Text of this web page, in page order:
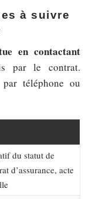
à suivre
en contactant
par le contrat.
par téléphone ou
du statut de
d’assurance, acte